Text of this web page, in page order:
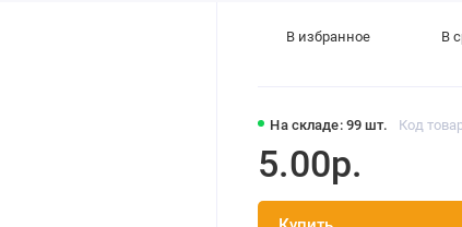
На складе: 99 шт. Код
5.00р.
В избранное В